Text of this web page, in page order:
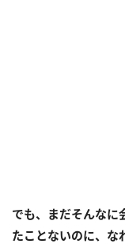
でも、まだそんなに
たことないのに、な